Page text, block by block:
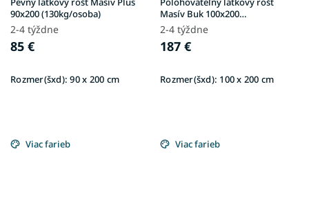
90x200 (130kg/osoba)
2-4 týždne
85 €
Rozmer(šxd):90 x 200 cm
Masív Buk 100x200
(150kg/osoba)
2-4 týždne
187 €
Rozmer(šxd): 100 x 200 cm
Viac farieb Viac farieb